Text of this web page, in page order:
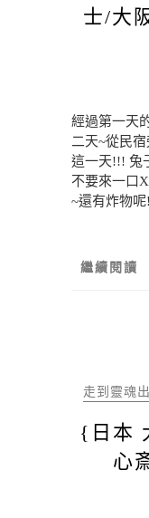
士/大
經過第一天
二天~從民
這一天!!! 兔
不要來一口
~還有炸物
繼續閱讀
走到靈魂
{日本
心